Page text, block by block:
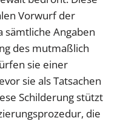
Vorwurf der
sämtliche Angaben
des mutmaßlich
sie einer
sie als Tatsachen
Schilderung stützt
die